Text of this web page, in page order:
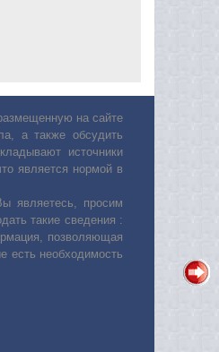
на сайте
а также обсудить
источники
является нормой в
являетесь, просим
такие сведения :
позволяющая
есть необходимость